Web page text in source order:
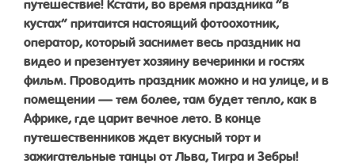
кустах” притаится настоящий фотоохотник,
оператор, который заснимет весь праздник на
видео и презентует хозяину вечеринки и гостях
фильм. Проводить праздник можно и на улице, и в
помещении — тем более, там будет тепло, как в
Африке, где царит вечное лето. В конце
путешественников ждет вкусный торт и
зажигательные танцы от Льва, Тигра и Зебры!